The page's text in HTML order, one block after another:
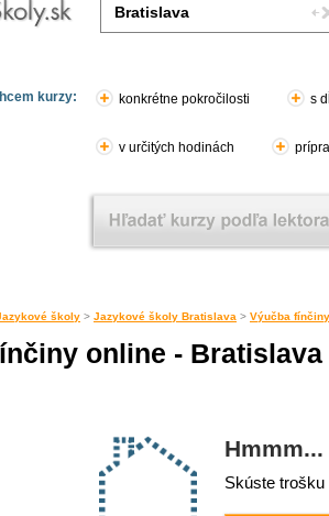
kurzy: konkrétne pokročilosti s
v určitých hodinách
školy > Jazykové školy Bratislava > Výučba
online - Bratislava
Skúste